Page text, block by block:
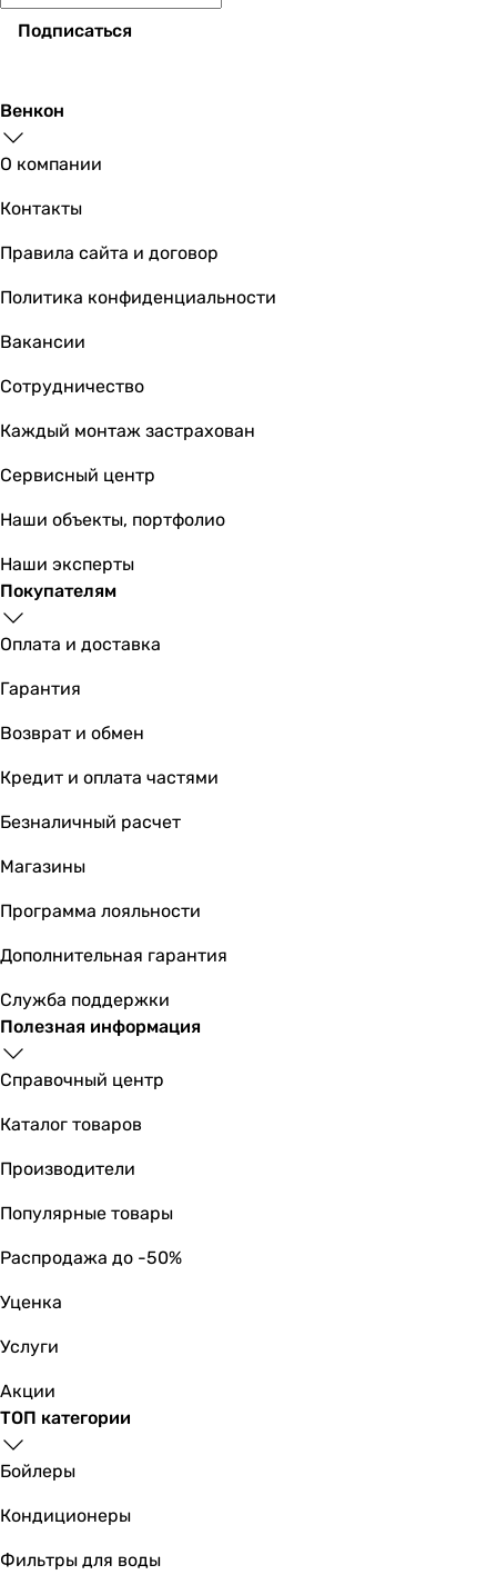
984грн
3 100
998грн
2 975грн
Основные характеристики
Тип
-
-
-
-
-
панель смыва
-
Назначение
для унитазов
для унитазов
для унитазов
для унитазов
для унитазов
для унитазов
для унитазов
для унитазов
механическое
механическое
Подписаться
Венкон
О компании
Контакты
Правила сайта и договор
Политика конфиденциальности
Вакансии
Сотрудничество
Каждый монтаж застрахован
Сервисный центр
Наши объекты, портфолио
Наши эксперты
Покупателям
Оплата и доставка
Гарантия
Возврат и обмен
Кредит и оплата частями
Безналичный расчет
Магазины
Программа лояльности
Дополнительная гарантия
Служба поддержки
Полезная информация
Справочный центр
Каталог товаров
Производители
Популярные товары
Распродажа до -50%
Уценка
Услуги
Акции
ТОП категории
Бойлеры
Кондиционеры
Фильтры для воды